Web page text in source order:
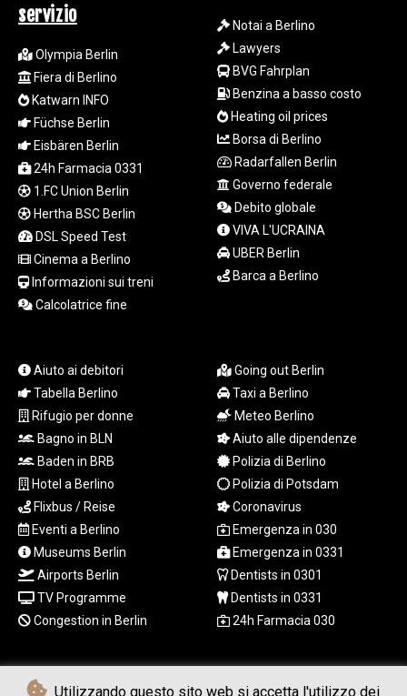
Utilizzando questo sito web si accetta l'utilizzo dei
4906.267554
MKD 61.454794
MMK
2423.516623
MNT
4150.898625
MOP 9.312302
MRU 46.220597
MUR 54.185979
MWK
1998.656128
MXN 19.918699
MYR 4.720872
NIO 42.420069
NOK 11.004093
NPR 175.32615
NZD 1.964048
OMR 0.443836
PAB 1.152683
PGK 5.167939
PHP 70.252174
PKR 320.052553
PLN 4.297219
PYG
6873.998246
servizio
Olympia Berlin
Fiera di Berlino
Katwarn INFO
Füchse Berlin
Eisbären Berlin
24h Farmacia 0331
1.FC Union Berlin
Hertha BSC Berlin
DSL Speed Test
Cinema a Berlino
Informazioni sui treni
Calcolatrice fine
Notai a Berlino
Lawyers
BVG Fahrplan
Benzina a basso costo
Heating oil prices
Borsa di Berlino
Radarfallen Berlin
Governo federale
Debito globale
VIVA L'UCRAINA
UBER Berlin
Barca a Berlino
Aiuto ai debitori
Tabella Berlino
Rifugio per donne
Bagno in BLN
Baden in BRB
Hotel a Berlino
Flixbus / Reise
Eventi a Berlino
Museums Berlin
Airports Berlin
TV Programme
Congestion in Berlin
Going out Berlin
Taxi a Berlino
Meteo Berlino
Aiuto alle dipendenze
Polizia di Berlino
Polizia di Potsdam
Coronavirus
Emergenza in 030
Emergenza in 0331
Dentists in 0301
Dentists in 0331
24h Farmacia 030